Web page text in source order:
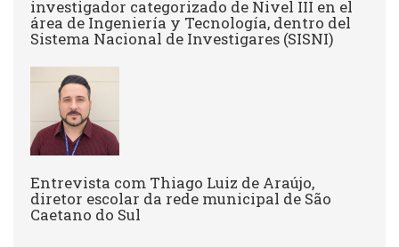
investigador categorizado de Nivel III en el
área de Ingeniería y Tecnología, dentro del
Sistema Nacional de Investigares (SISNI)
Entrevista com Thiago Luiz de Araújo,
diretor escolar da rede municipal de São
Caetano do Sul